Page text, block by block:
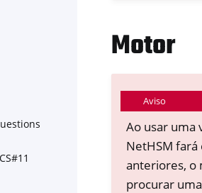
Motor
Aviso
Ao usar uma
NetHSM fará
anteriores, o
procurar